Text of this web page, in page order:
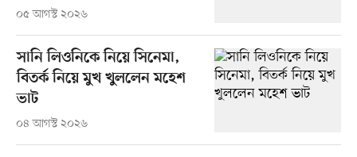
০৫ আগস্ট ২০২৬
সানি লিওনিকে নিয়ে সিনেমা,
বিতর্ক নিয়ে মুখ খুললেন মহেশ
ভাট
০৪ আগস্ট ২০২৬